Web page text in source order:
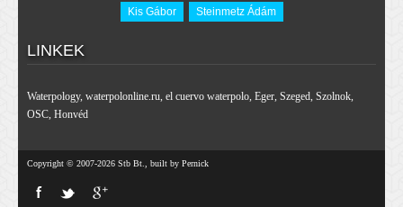
Kis Gábor
Steinmetz Ádám
LINKEK
Waterpology, waterpolonline.ru, el cuervo waterpolo, Eger, Szeged, Szolnok,
OSC, Honvéd
Copyright © 2007-2026 Stb Bt., built by Pernick